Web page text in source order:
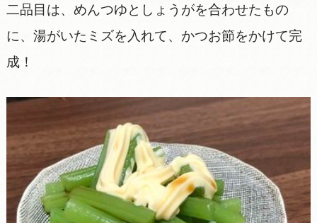
二品目は、めんつゆとしょうがを合わせたもの
に、湯がいたミズを入れて、かつお節をかけて完
成！